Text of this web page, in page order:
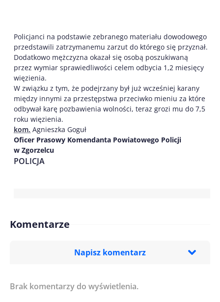
Policjanci na podstawie zebranego materiału dowodowego
przedstawili zatrzymanemu zarzut do którego się przyznał.
Dodatkowo mężczyzna okazał się osobą poszukiwaną
przez wymiar sprawiedliwości celem odbycia 1,2 miesięcy
więzienia.
W związku z tym, że podejrzany był już wcześniej karany
między innymi za przestępstwa przeciwko mieniu za które
odbywał karę pozbawienia wolności, teraz grozi mu do 7,5
roku więzienia.
kom. Agnieszka Goguł
Oficer Prasowy Komendanta Powiatowego Policji
w Zgorzelcu
POLICJA
Komentarze
Napisz komentarz
Imię/ Nick*
Brak komentarzy do wyświetlenia.